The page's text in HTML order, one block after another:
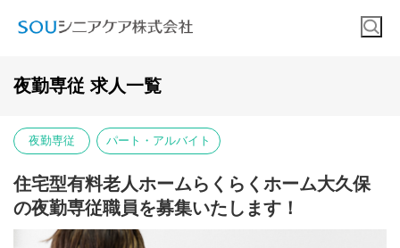
夜勤専従 求人一覧
夜勤専従 パート・アルバイト
住宅型有料老人ホームらくらくホーム大久保
の夜勤専従職員を募集いたします！